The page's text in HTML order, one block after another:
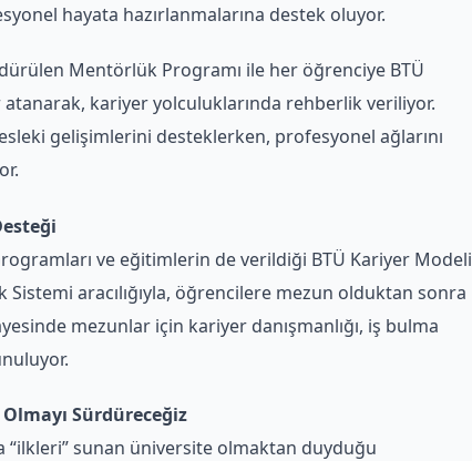
hayata hazırlanmalarına destek oluyor.
Mentörlük Programı ile her öğrenciye BTÜ
kariyer yolculuklarında rehberlik veriliyor.
gelişimlerini desteklerken, profesyonel ağlarını
ve eğitimlerin de verildiği BTÜ Kariyer Modeli
Sistemi aracılığıyla, öğrencilere mezun olduktan sonra
mezunlar için kariyer danışmanlığı, iş bulma
Sürdüreceğiz
sunan üniversite olmaktan duyduğu